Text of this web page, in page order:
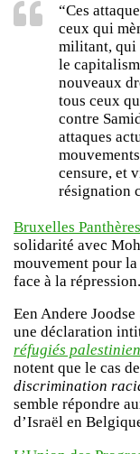
“Ces
ceux qui
militant, qui
le
nouveaux
tous ceux
contre
attaques
censure, et
résignation
Bruxelles
solidarité avec
mouvement pour
face à la répression.
Een Andere
une déclaration
réfugiés
notent que le cas
discrimination
semble répondre
d’Israël en